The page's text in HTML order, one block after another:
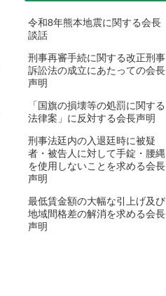
2025年1月
2024年12月
2024年9月
2024年7月
2024年6月
2024年5月
2024年4月
令和8年熊本地震に関する会長
談話
刑事再審手続に関する改正刑事
訴訟法の成立にあたっての会長
声明
「国旗の損壊等の処罰に関する
法律案」に反対する会長声明
刑事法廷内の入退廷時に被疑
者・被告人に対して手錠・腰縄
を使用しないことを求める会長
声明
最低賃金額の大幅な引上げ及び
地域間格差の解消を求める会長
声明